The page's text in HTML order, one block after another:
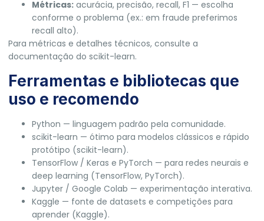
Métricas: acurácia, precisão, recall, F1 — escolha
conforme o problema (ex.: em fraude preferimos
recall alto).
Para métricas e detalhes técnicos, consulte a
documentação do scikit-learn.
Ferramentas e bibliotecas que
uso e recomendo
Python — linguagem padrão pela comunidade.
scikit-learn — ótimo para modelos clássicos e rápido
protótipo (scikit-learn).
TensorFlow / Keras e PyTorch — para redes neurais e
deep learning (TensorFlow, PyTorch).
Jupyter / Google Colab — experimentação interativa.
Kaggle — fonte de datasets e competições para
aprender (Kaggle).